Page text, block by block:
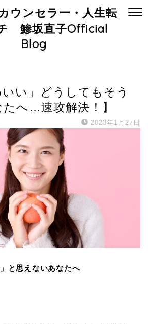
ウンセラー・人生転
鯵坂直子Official
Blog
いい」どうしてもそう
へ…速攻解決！】
2023年1月27日
と思えないあなたへ